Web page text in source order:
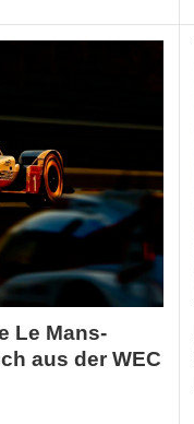
Le Mans-
aus der WEC